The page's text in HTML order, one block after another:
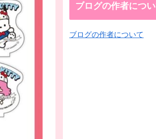
ムや
のめ
ブログの作者につ
ブログの作者について